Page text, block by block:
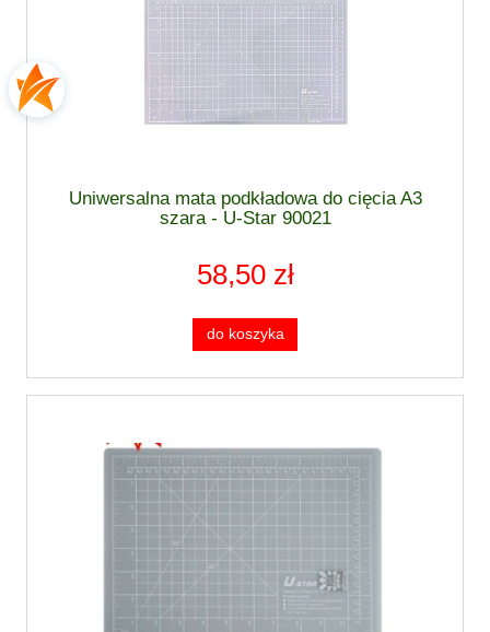
Uniwersalna mata podkładowa do cięcia A3
szara - U-Star 90021
58,50 zł
do koszyka